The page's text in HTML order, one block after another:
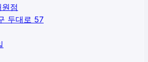
점
두대로 57